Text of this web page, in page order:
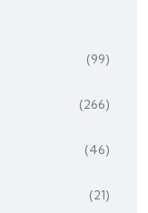
(99)
(266)
(46)
(21)